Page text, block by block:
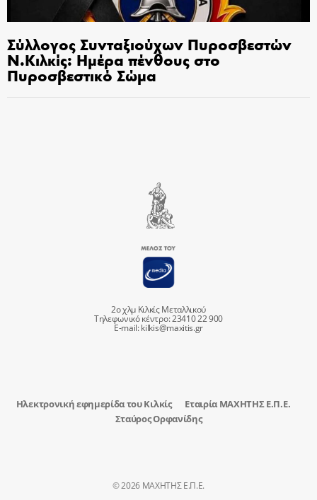
Σύλλογος Συνταξιούχων Πυροσβεστών
Ν.Κιλκίς: Ημέρα πένθους στο
Πυροσβεστικό Σώμα
2ο χλμ Κιλκίς Μεταλλικού
Τηλεφωνικό κέντρο: 23410 22 900
E-mail:kilkis@maxitis.gr
Ηλεκτρονική εφημερίδα του Κιλκίς
Εταιρία ΜΑΧΗΤΗΣ Ε.Π.Ε.
Σταύρος Ορφανίδης
© 2026 ΜΑΧΗΤΗΣ Ε.Π.Ε.